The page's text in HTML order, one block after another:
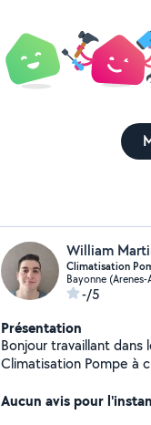
William
Climatisation
Bayonne
-/5
Présentation
Bonjour travaillant
Climatisation Pompe à
installation ou des conseils
Aucun avis pour